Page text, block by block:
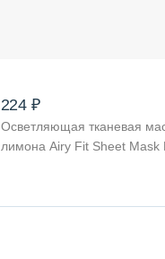
224 ₽
Осветляющая тканевая
лимона Airy Fit Sheet Mask